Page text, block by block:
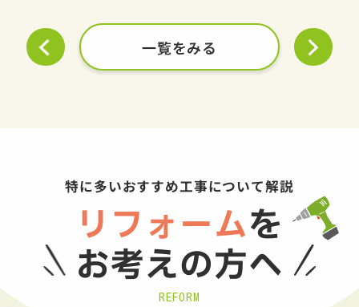
一覧をみる
特に多いおすすめ工事について解説
リフォームを
お考えの方へ
REFORM